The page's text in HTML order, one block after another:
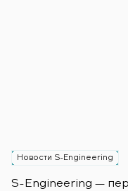
Новости S-Engineering
S-Engineering —